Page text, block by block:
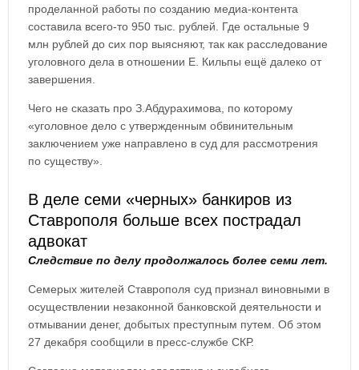
проделанной работы по созданию медиа-контента
составила всего-то 950 тыс. рублей. Где остальные 9
млн рублей до сих пор выясняют, так как расследование
уголовного дела в отношении Е. Кильпы ещё далеко от
завершения.
Чего не сказать про З.Абдурахимова, по которому
«уголовное дело с утвержденным обвинительным
заключением уже направлено в суд для рассмотрения
по существу».
В деле семи «черных» банкиров из
Ставрополя больше всех пострадал
адвокат
Следствие по делу продолжалось более семи лет.
Семерых жителей Ставрополя суд признал виновными в
осуществлении незаконной банковской деятельности и
отмывании денег, добытых преступным путем. Об этом
27 декабря сообщили в пресс-службе СКР.